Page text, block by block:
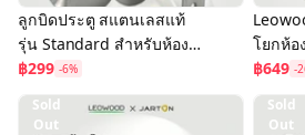
ลูกบิดประตู สแตนเลสแท้
รุ่น Standard สำหรับห้อง
ทั่วไป (มีกุญแจ) ส่งฟรี!!
ประตู ห้อง ลูกบิดหัวกลม
฿299 -6%
โยกห้อ
ต่ำ!! ลู
ประตู
฿649 -
Sold
Out
Sold
Out